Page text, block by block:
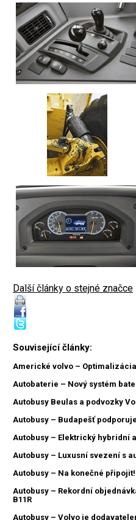
Další články o stejné značce
Související články:
Americké volvo –
Autobaterie – Nový systém
Autobusy Beulas a podvozky
Autobusy – Budapešť
Autobusy – Elektrický hybridní
Autobusy – Luxusní svezení s
Autobusy – Na konečné připojit!
Autobusy – Rekordní
B11R
Autobusy – Volvo je